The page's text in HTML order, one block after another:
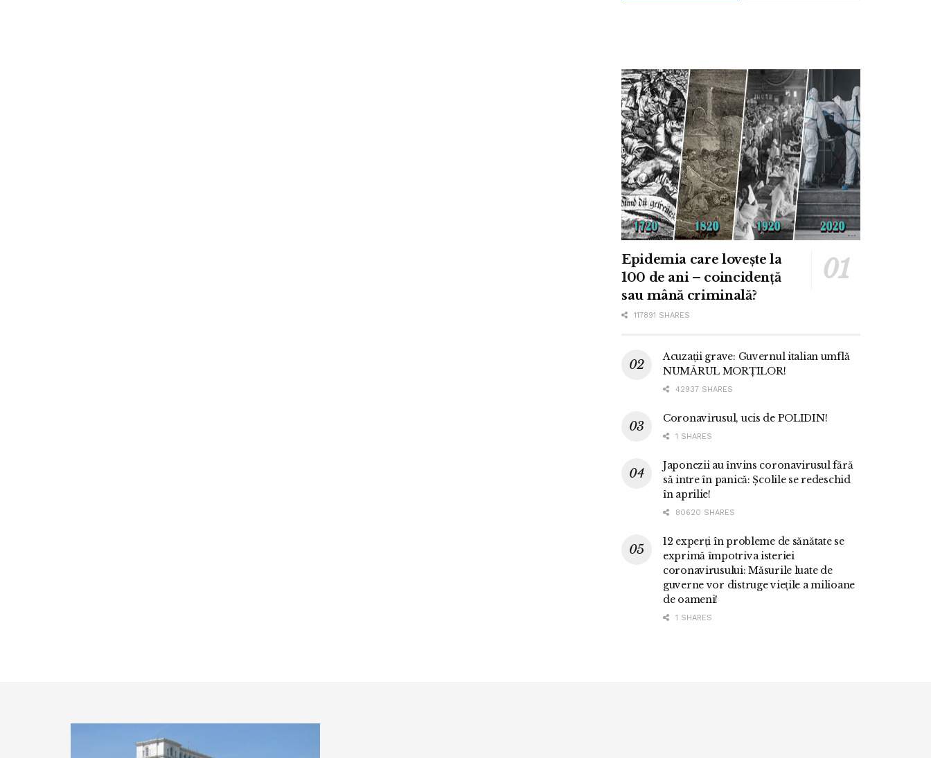
Epidemia care lovește la
100 de ani – coincidență
sau mână criminală?
117891 SHARES
Acuzații grave: Guvernul italian umflă
NUMĂRUL MORȚILOR!
42937 SHARES
Coronavirusul, ucis de POLIDIN!
1 SHARES
Japonezii au învins coronavirusul fără
să intre în panică: Școlile se redeschid
în aprilie!
80620 SHARES
12 experți în probleme de sănătate se
exprimă împotriva isteriei
coronavirusului: Măsurile luate de
guverne vor distruge viețile a milioane
de oameni!
1 SHARES